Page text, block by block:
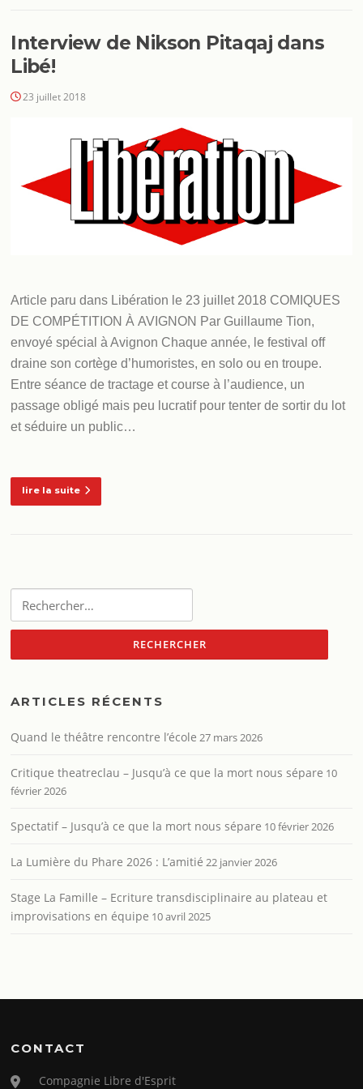
Interview de Nikson Pitaqaj dans
Libé!
23 juillet 2018
Article paru dans Libération le 23 juillet 2018 COMIQUES
DE COMPÉTITION À AVIGNON Par Guillaume Tion,
envoyé spécial à Avignon Chaque année, le festival off
draine son cortège d’humoristes, en solo ou en troupe.
Entre séance de tractage et course à l’audience, un
passage obligé mais peu lucratif pour tenter de sortir du lot
et séduire un public…
lire la suite
ARTICLES RÉCENTS
Quand le théâtre rencontre l’école 27 mars 2026
Critique theatreclau – Jusqu’à ce que la mort nous sépare 10
février 2026
Spectatif – Jusqu’à ce que la mort nous sépare 10 février 2026
La Lumière du Phare 2026 : L’amitié 22 janvier 2026
Stage La Famille – Ecriture transdisciplinaire au plateau et
improvisations en équipe 10 avril 2025
CONTACT
Compagnie Libre d'Esprit